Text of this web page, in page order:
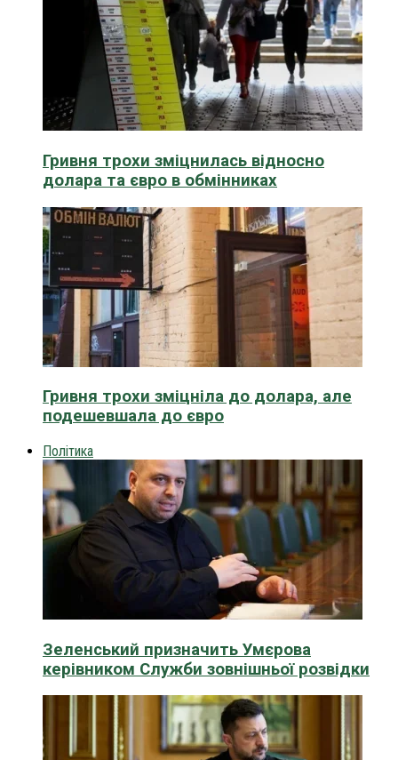
Гривня трохи зміцнилась відносно
долара та євро в обмінниках
Гривня трохи зміцніла до долара, але
подешевшала до євро
Політика
Зеленський призначить Умєрова
керівником Служби зовнішньої розвідки